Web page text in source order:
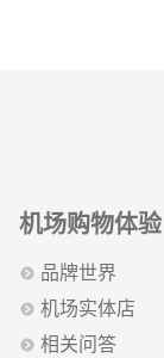
机场购物体验
品牌世界
机场实体店
相关问答